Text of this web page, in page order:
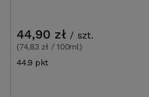
44,90 zł / szt.
(74,83 zł / 100ml)
44.9 pkt